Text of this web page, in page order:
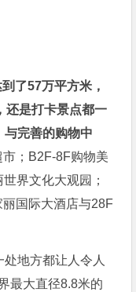
了57万平方米，
还是打卡景点都一
与完善的购物中
；B2F-8F购物美
界文化大观园；
国际大酒店与28F
地方都让人令人
最大直径8.8米的